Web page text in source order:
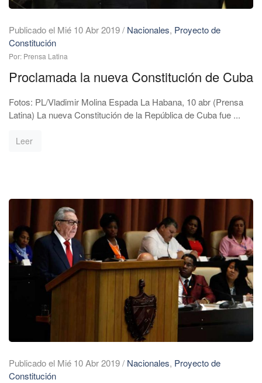
Publicado el Mié 10 Abr 2019/ Nacionales, Proyecto de
Constitución
Por: Prensa Latina
Proclamada la nueva Constitución de Cuba
Fotos: PL/Vladimir Molina Espada La Habana, 10 abr (Prensa
Latina) La nueva Constitución de la República de Cuba fue ...
Leer
Publicado el Mié 10 Abr 2019/ Nacionales, Proyecto de
Constitución